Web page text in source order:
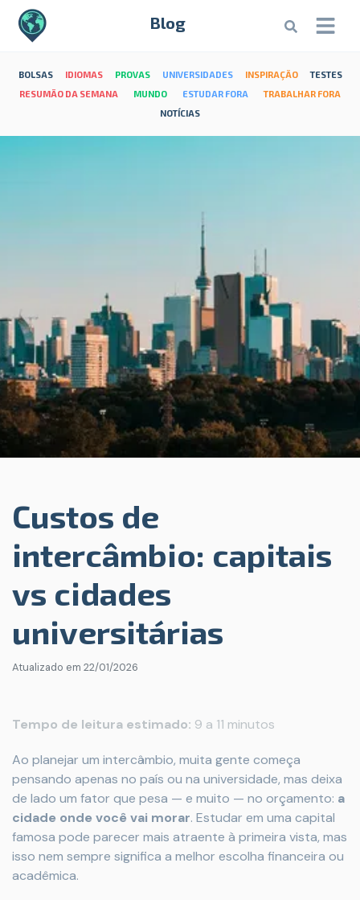
Blog
BOLSAS IDIOMAS PROVAS UNIVERSIDADES INSPIRAÇÃO
TESTES
RESUMÃO DA SEMANA
MUNDO ESTUDAR FORA
TRABALHAR FORA
NOTÍCIAS
Custos de
intercâmbio: capitais
vs cidades
universitárias
Atualizado em 22/01/2026
Tempo de leitura estimado: 9 a 11 minutos
Ao planejar um intercâmbio, muita gente começa
pensando apenas no país ou na universidade, mas deixa
de lado um fator que pesa — e muito — no orçamento: a
cidade onde você vai morar. Estudar em uma capital
famosa pode parecer mais atraente à primeira vista, mas
isso nem sempre significa a melhor escolha financeira ou
acadêmica.